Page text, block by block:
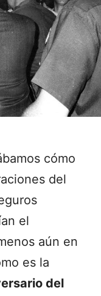
cómo
del
el
aún en
es la
del